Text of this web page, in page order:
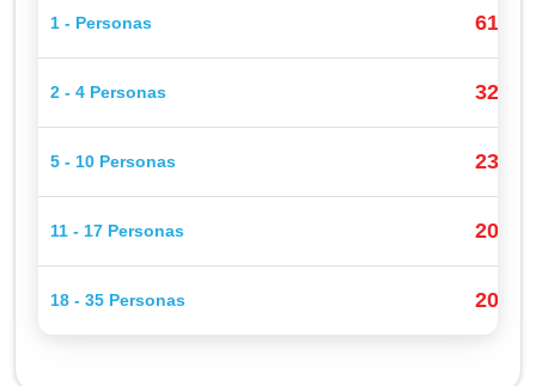
1 - Personas 615$
2 - 4 Personas 320$
5 - 10 Personas 230$
11 - 17 Personas 205$
18 - 35 Personas 200$